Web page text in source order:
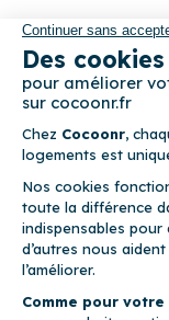
location–CGU –